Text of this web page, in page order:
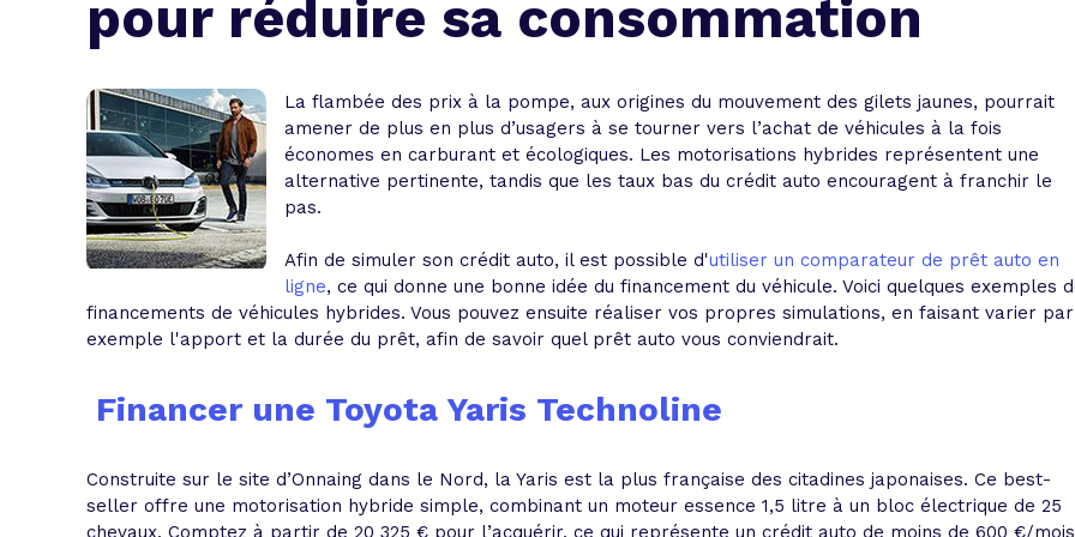
L'acte de vente et le remboursement
Toutes les simulations de
immobilier
Profitez de notre expertise au meilleur taux !
Toutes les simulations
Trouvez votre prêt conso au meilleur taux !
Bénéficiez de notre expertise en regroupement de crédits
pour réduire sa consommation
La flambée des prix à la pompe, aux origines du mouvement des gilets jaunes, pourrait
amener de plus en plus d’usagers à se tourner vers l’achat de véhicules à la fois
économes en carburant et écologiques. Les motorisations hybrides représentent une
alternative pertinente, tandis que les taux bas du crédit auto encouragent à franchir le
pas.
Afin de simuler son crédit auto, il est possible d'utiliser un comparateur de prêt auto en
ligne, ce qui donne une bonne idée du financement du véhicule. Voici quelques exemples
financements de véhicules hybrides. Vous pouvez ensuite réaliser vos propres simulations, en faisant varier par
exemple l'apport et la durée du prêt, afin de savoir quel prêt auto vous conviendrait.
Financer une Toyota Yaris Technoline
Construite sur le site d’Onnaing dans le Nord, la Yaris est la plus française des citadines japonaises. Ce best-
seller offre une motorisation hybride simple, combinant un moteur essence 1,5 litre à un bloc électrique de 25
chevaux. Comptez à partir de 20 325 € pour l’acquérir, ce qui représente un crédit auto de moins de 600 €/mois